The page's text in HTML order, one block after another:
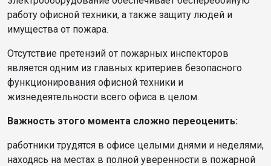
работу офисной техники, а также защиту людей и
имущества от пожара.
Отсутствие претензий от пожарных инспекторов
является одним из главных критериев безопасного
функционирования офисной техники и
жизнедеятельности всего офиса в целом.
Важность этого момента сложно переоценить:
работники трудятся в офисе целыми днями и неделями,
находясь на местах в полной уверенности в пожарной